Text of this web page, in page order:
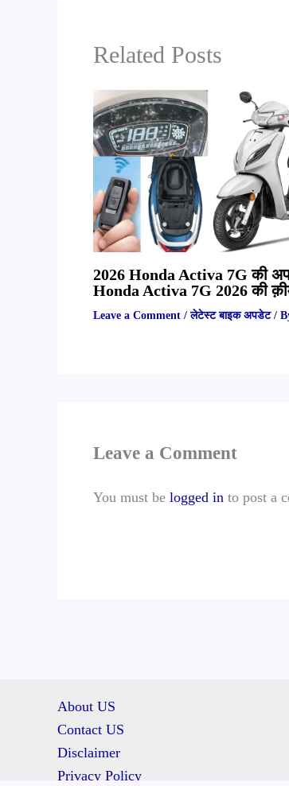
Related Posts
2026 Honda Activa 7G की
Honda Activa 7G 2026 की
Leave a Comment /लेटेस्ट बाइक अपडेट/
Leave a Comment
You must be logged in to post a
About US
Contact US
Disclaimer
Privacy Policy